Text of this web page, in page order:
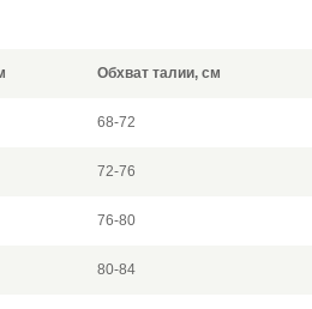
Обхват талии, см
68-72
72-76
76-80
80-84